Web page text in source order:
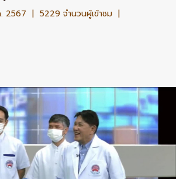
2567 | 5229 จำนวนผู้เข้าชม |